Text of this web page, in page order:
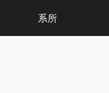
系所